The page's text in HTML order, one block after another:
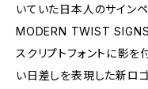
いていた日本人のサイン
MODERN TWIST
スクリプトフォントに影を
い日差しを表現した新ロゴ